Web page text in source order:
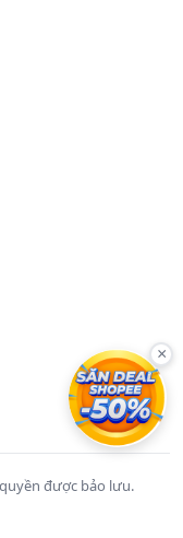
được bảo lưu.
×